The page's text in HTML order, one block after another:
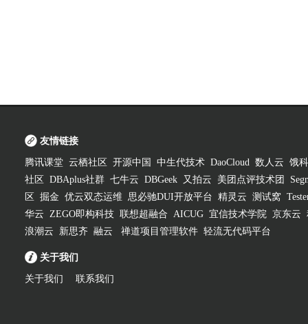
友情链接
腾讯课堂 云栖社区 开源中国 中生代技术 DaoCloud 数人云 饿
社区
DBAplus社群 七牛云 DBGeek 又拍云 美团点评技术团
区
掘金 优云双态运维 思必驰DUI开放平台 精灵云 测试窝
华云 ZEGO即构科技 联想超融合 AICUG 宜信技术学院 京东云
浪潮云
新思齐 融云 禅道项目管理软件 轻流无代码平台
关于我们
关于我们 联系我们